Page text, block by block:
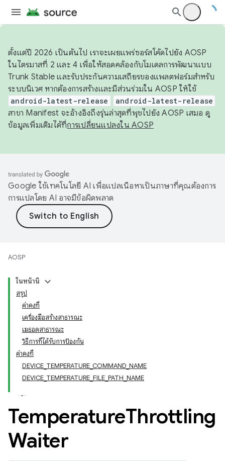
ตั้งแต่ปี 2026 เป็นต้นไป เราจะเผยแพร่ซอร์สโค้ดไปยัง AOSP
ในไตรมาสที่ 2 และ 4 เพื่อให้สอดคล้องกับโมเดลการพัฒนาแบบ
Trunk Stable และรับประกันความเสถียรของแพลตฟอร์มสำหรับ
ระบบนิเวศ หากต้องการสร้างและมีส่วนร่วมใน AOSP ให้ใช้
android-latest-release android-latest-release
สาขา Manifest จะอ้างอิงถึงรุ่นล่าสุดที่พุชไปยัง AOSP เสมอ ดู
ข้อมูลเพิ่มเติมได้ที่การเปลี่ยนแปลงใน AOSP
Google ใช้เทคโนโลยี AI เพื่อแปลเนื้อหาเป็นภาษาที่คุณต้องการ
การแปลโดย AI อาจมีข้อผิดพลาด
AOSP
ในหน้านี้
สรุป
ค่าคงที่
เครื่องมือสร้างสาธารณะ
เมธอดสาธารณะ
วิธีการที่ได้รับการป้องกัน
ค่าคงที่
DEVICE_TEMPERATURE_COMMAND_NAME
DEVICE_TEMPERATURE_FILE_PATH_NAME
TemperatureThrottling
Waiter